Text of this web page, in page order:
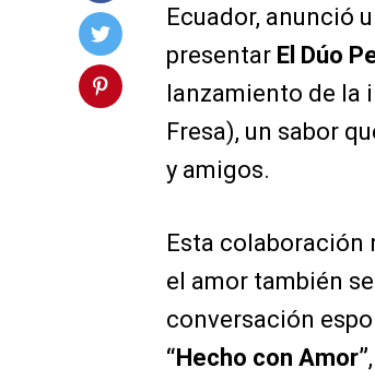
Ecuador, anunció
presentar El Dúo
lanzamiento de la
Fresa), un sabor
y amigos.
Esta colaboración
el amor también
conversación
“Hecho con Amor”